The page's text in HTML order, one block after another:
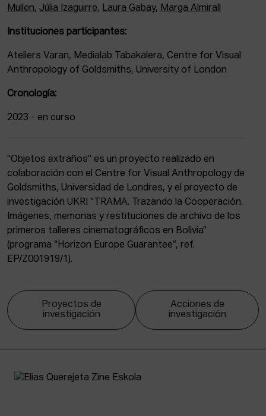
Mullen, Júlia Izaguirre, Laura Gabay, Marga Almirall
Instituciones participantes:
Ateliers Varan, Medialab Tabakalera, Centre for Visual
Anthropology of Goldsmiths, University of London
Cronología:
2023 - en curso
"Objetos extraños" es un proyecto realizado en
colaboración con el Centre for Visual Anthropology de
Goldsmiths, Universidad de Londres, y el proyecto de
investigación UKRI “TRAMA. Trazando la Cooperación.
Imágenes, memorias y restituciones de archivo de los
primeros talleres cinematográficos en Bolivia”
(programa “Horizon Europe Guarantee”, ref.
EP/Z001919/1).
Proyectos de
investigación
Acciones de
investigación